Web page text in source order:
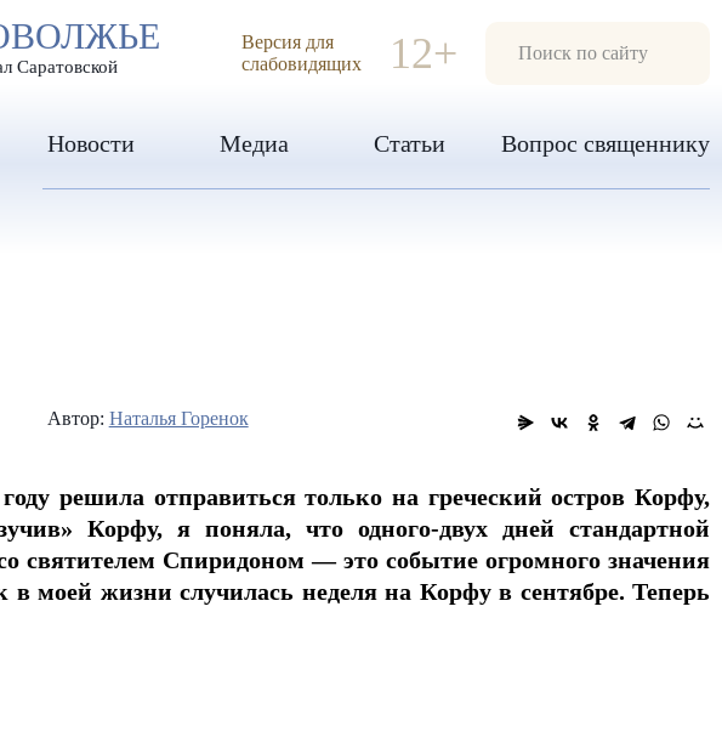
ИЗОБРАЖЕНИЯ
Саратовской
Версия для
слабовидящих
12+
Новости Медиа Статьи Вопрос священнику
Автор: Наталья Горенок
решила отправиться только на греческий остров Корфу,
Корфу, я поняла, что одного-двух дней стандартной
святителем Спиридоном — это событие огромного значения
моей жизни случилась неделя на Корфу в сентябре. Теперь